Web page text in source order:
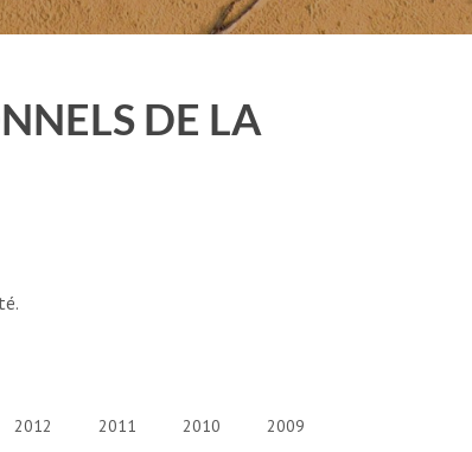
DE LA
2012 2011 2010 2009